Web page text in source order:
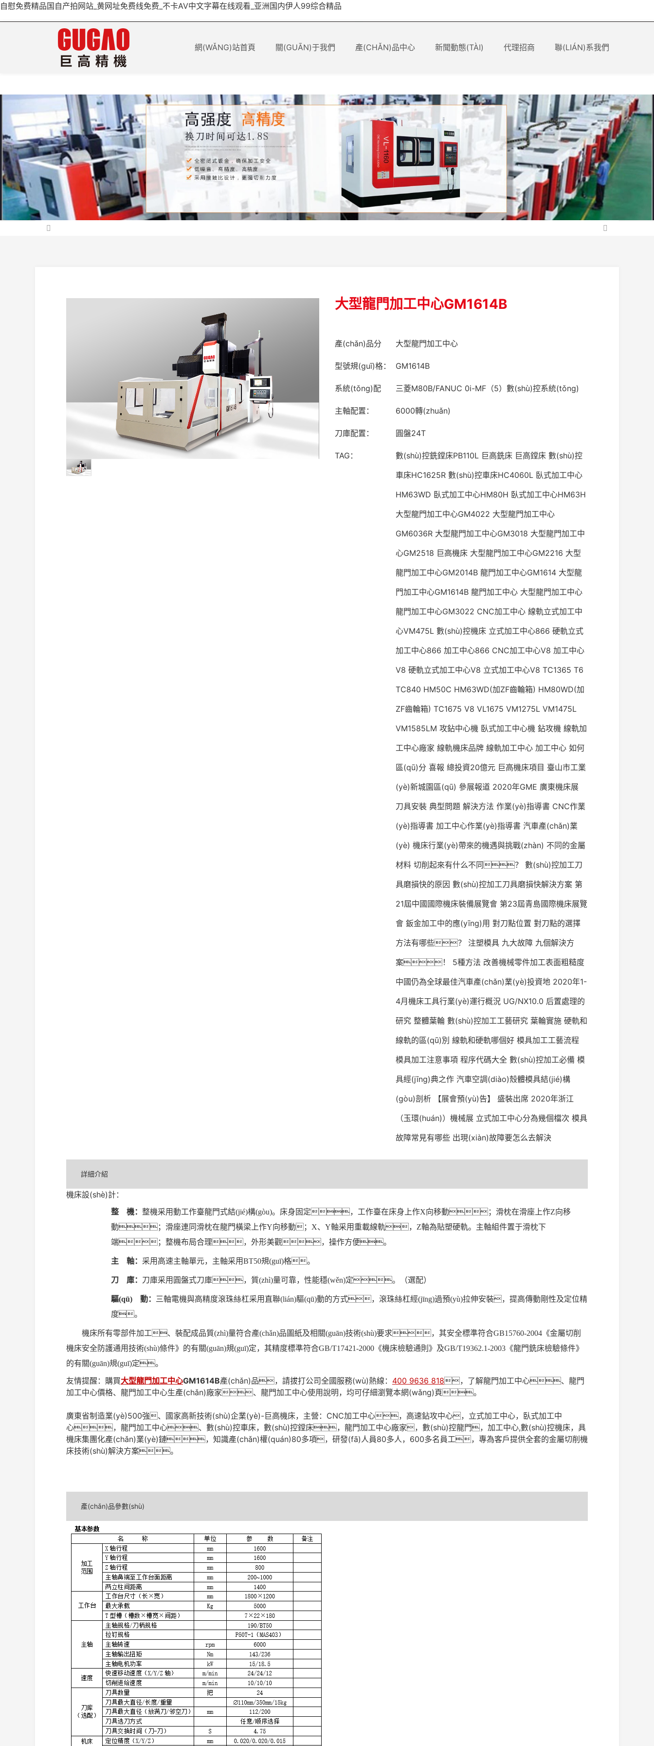
自慰免费精品国自产拍网站_黄网址免费线免费_不卡AV中文字幕在线观看_亚洲国内伊人99综合精品
歡迎光臨巨高精機官網(wǎng)！
網(WǍNG)站首頁
關(GUĀN)于我們 產(CHǍN)品中心 新聞動態(TÀI) 代理招商 聯(LIÁN)系我們
大型龍門加工中心GM1614B
產(chǎn)品分
類：
大型龍門加工中心
型號規(guī)格： GM1614B
系統(tǒng)配
置：
三菱M80B/FANUC 0i-MF（5）數(shù)控系統(tǒng)
主軸配置： 6000轉(zhuǎn)
刀庫配置： 圓盤24T
TAG： 數(shù)控銑鏜床PB110L 巨高銑床 巨高鏜床 數(shù)控
車床HC1625R 數(shù)控車床HC4060L 臥式加工中心
HM63WD 臥式加工中心HM80H 臥式加工中心HM63H
大型龍門加工中心GM4022 大型龍門加工中心
GM6036R 大型龍門加工中心GM3018 大型龍門加工中
心GM2518 巨高機床 大型龍門加工中心GM2216 大型
龍門加工中心GM2014B 龍門加工中心GM1614 大型龍
門加工中心GM1614B 龍門加工中心 大型龍門加工中心
龍門加工中心GM3022 CNC加工中心 線軌立式加工中
心VM475L 數(shù)控機床 立式加工中心866 硬軌立式
加工中心866 加工中心866 CNC加工中心V8 加工中心
V8 硬軌立式加工中心V8 立式加工中心V8 TC1365 T6
TC840 HM50C HM63WD(加ZF齒輪箱) HM80WD(加
ZF齒輪箱) TC1675 V8 VL1675 VM1275L VM1475L
VM1585LM 攻鉆中心機 臥式加工中心機 鉆攻機 線軌加
工中心廠家 線軌機床品牌 線軌加工中心 加工中心 如何
區(qū)分 喜報 總投資20億元 巨高機床項目 臺山市工業
(yè)新城園區(qū) 參展報道 2020年GME 廣東機床展
刀具安裝 典型問題 解決方法 作業(yè)指導書 CNC作業
(yè)指導書 加工中心作業(yè)指導書 汽車產(chǎn)業
(yè) 機床行業(yè)帶來的機遇與挑戰(zhàn) 不同的金屬
材料 切削起來有什么不同？
數(shù)控加工刀
具磨損快的原因 數(shù)控加工刀具磨損快解決方案 第
21屆中國國際機床裝備展覽會 第23屆青島國際機床展覽
會 鈑金加工中的應(yīng)用 對刀點位置 對刀點的選擇
方法有哪些？
注塑模具 九大故障 九個解決方
案！
5種方法 改善機械零件加工表面粗糙度
中國仍為全球最佳汽車產(chǎn)業(yè)投資地 2020年1-
4月機床工具行業(yè)運行概況 UG/NX10.0 后置處理的
研究 整體葉輪 數(shù)控加工工藝研究 葉輪實施 硬軌和
線軌的區(qū)別 線軌和硬軌哪個好 模具加工工藝流程
模具加工注意事項 程序代碼大全 數(shù)控加工必備 模
具經(jīng)典之作 汽車空調(diào)殼體模具結(jié)構
(gòu)剖析
【展會預(yù)告】 盛裝出席 2020年浙江
（玉環(huán)）機械展 立式加工中心分為幾個檔次 模具
故障常見有哪些 出現(xiàn)故障要怎么去解決
詳細介紹
機床設(shè)計：
整 機： 整機采用動工作臺龍門式結(jié)構(gòu)。床身固定，工作臺在床身上作X向移動；滑枕在滑座上作Z向移
動；滑座連同滑枕在龍門橫梁上作Y向移動；X、Y軸采用重載線軌，Z軸為貼塑硬軌。主軸組件置于滑枕下
端；整機布局合理，外形美觀，操作方便。
主 軸： 采用高速主軸單元，主軸采用BT50規(guī)格。
刀 庫： 刀庫采用圓盤式刀庫，質(zhì)量可靠，性能穩(wěn)定。（選配）
驅(qū) 動：
三軸電機與高精度滾珠絲杠采用直聯(lián)驅(qū)動的方式，滾珠絲杠經(jīng)過預(yù)拉伸安裝，提高傳動剛性及定位精
度。
機床所有零部件加工、裝配成品質(zhì)量符合產(chǎn)品圖紙及相關(guān)技術(shù)要求，其安全標準符合GB15760-2004《金屬切削
機床安全防護通用技術(shù)條件》的有關(guān)規(guī)定，其精度標準符合GB/T17421-2000《機床檢驗通則》及GB/T19362.1-2003《龍門銑床檢驗條件》
的有關(guān)規(guī)定。
友情提醒：購買大型龍門加工中心GM1614B產(chǎn)品，請拔打公司全國服務(wù)熱線： 400 9636 818，了解龍門加工中心、龍門
加工中心價格、龍門加工中心生產(chǎn)廠家、龍門加工中心使用說明，均可仔細瀏覽本網(wǎng)頁。
廣東省制造業(yè)500強、國家高新技術(shù)企業(yè)-巨高機床，主營：CNC加工中心，高速鉆攻中心，立式加工中心，臥式加工中
心，龍門加工中心、數(shù)控車床，數(shù)控鏜床，龍門加工中心廠家，數(shù)控龍門，加工中心,數(shù)控機床，具
機床集團化產(chǎn)業(yè)鏈，知識產(chǎn)權(quán)80多項，研發(fā)人員80多人，600多名員工，專為客戶提供全套的金屬切削機
床技術(shù)解決方案。
產(chǎn)品參數(shù)